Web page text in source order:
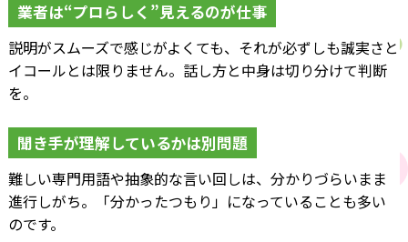
業者は“プロらしく”見えるのが仕事
説明がスムーズで感じがよくても、それが必ずしも誠実さと
イコールとは限りません。話し方と中身は切り分けて判断
を。
聞き手が理解しているかは別問題
難しい専門用語や抽象的な言い回しは、分かりづらいまま
進行しがち。「分かったつもり」になっていることも多い
のです。